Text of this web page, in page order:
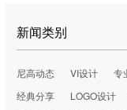
新闻类别
尼高动态 VI设计
专
经典分享
LOGO设计